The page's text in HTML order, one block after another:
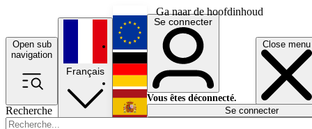
Ga naar de hoofdinhoud
Open sub
navigation
Close menu
Recherche
Français
English
Deutsch
Español
Se connecter
Vous êtes déconnecté.
Se connecter